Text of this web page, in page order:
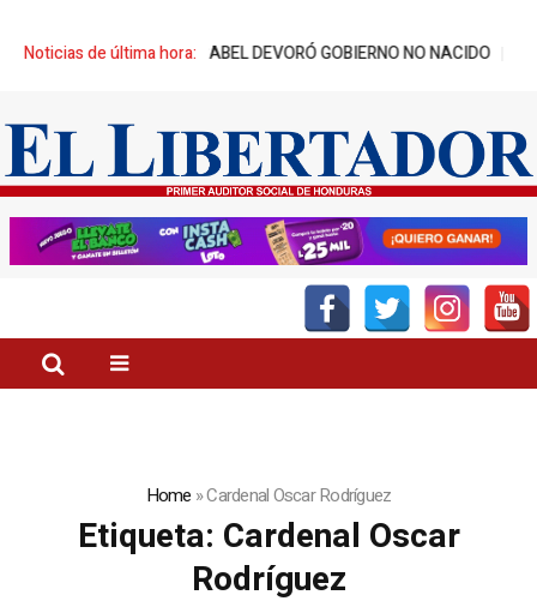
Noticias de última hora:
DE BABEL DEVORÓ GOBIERNO NO NACIDO DÍA DEL GATO,
Home »Cardenal Oscar Rodríguez
Etiqueta: Cardenal Oscar
Rodríguez